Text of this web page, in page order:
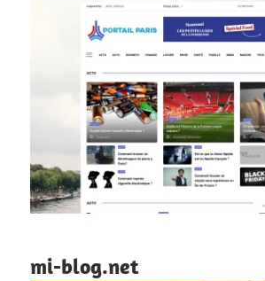
mi-blog.net